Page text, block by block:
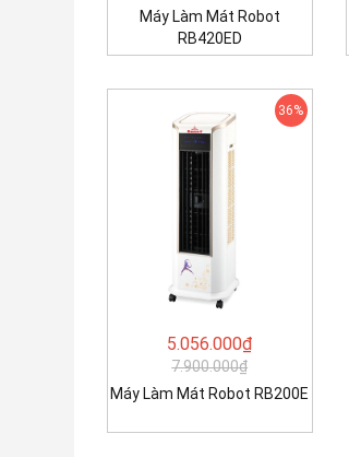
Máy Làm Mát Robot
RB420ED
5.056.000₫
7.900.000₫
Máy Làm Mát Robot RB200E
36%